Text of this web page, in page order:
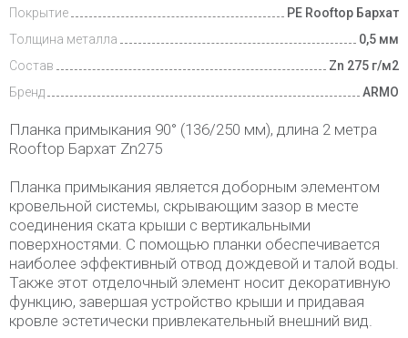
Покрытие
PE Rooftop Бархат
Толщина металла
0,5 мм
Состав
Zn 275 г/м2
Бренд
ARMO
Планка примыкания 90° (136/250 мм), длина 2 метра
Rooftop Бархат Zn275
Планка примыкания является доборным элементом
кровельной системы, скрывающим зазор в месте
соединения ската крыши с вертикальными
поверхностями. С помощью планки обеспечивается
наиболее эффективный отвод дождевой и талой воды.
Также этот отделочный элемент носит декоративную
функцию, завершая устройство крыши и придавая
кровле эстетически привлекательный внешний вид.